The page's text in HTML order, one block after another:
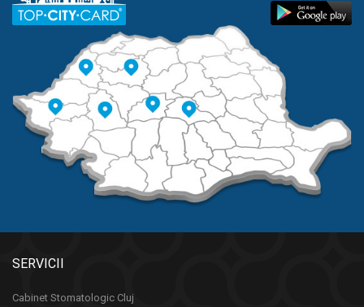
SERVICII
Cabinet Stomatologic Cluj